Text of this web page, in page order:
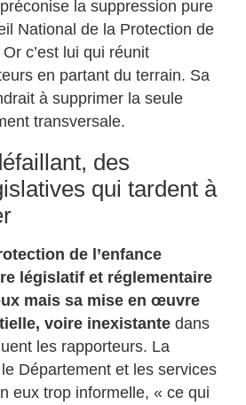
la suppression pure
National de la Protection de
Or c’est lui qui réunit
en partant du terrain. Sa
à supprimer la seule
transversale.
des
qui tardent à
de l’enfance
législatif et réglementaire
mais sa mise en œuvre
voire inexistante dans
les rapporteurs. La
Département et les services
eux trop informelle, « ce qui